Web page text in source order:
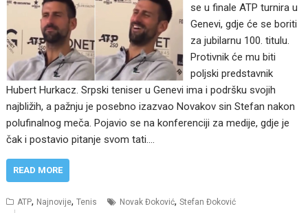
se u finale ATP turnira u
Genevi, gdje će se boriti
za jubilarnu 100. titulu.
Protivnik će mu biti
poljski predstavnik
Hubert Hurkacz. Srpski teniser u Genevi ima i podršku svojih
najbližih, a pažnju je posebno izazvao Novakov sin Stefan nakon
polufinalnog meča. Pojavio se na konferenciji za medije, gdje je
čak i postavio pitanje svom tati.…
READ MORE
ATP, Najnovije,Tenis Novak Đoković,Stefan Đoković